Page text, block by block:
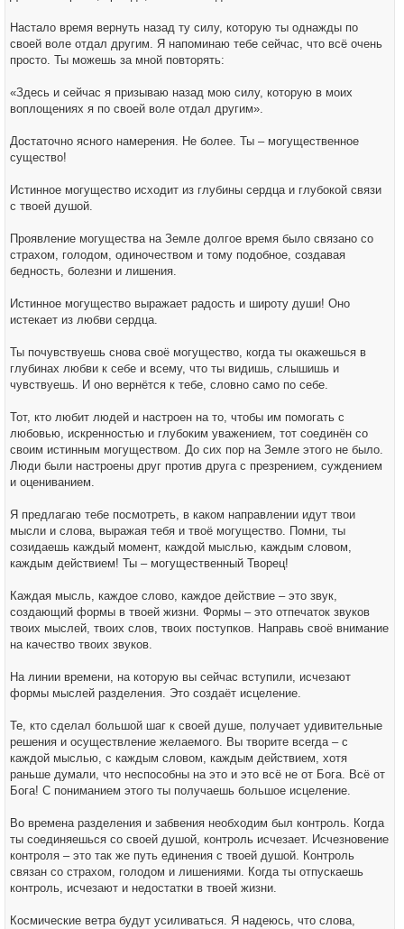
Настало время вернуть назад ту силу, которую ты однажды по
своей воле отдал другим. Я напоминаю тебе сейчас, что всё очень
просто. Ты можешь за мной повторять:
«Здесь и сейчас я призываю назад мою силу, которую в моих
воплощениях я по своей воле отдал другим».
Достаточно ясного намерения. Не более. Ты – могущественное
существо!
Истинное могущество исходит из глубины сердца и глубокой связи
с твоей душой.
Проявление могущества на Земле долгое время было связано со
страхом, голодом, одиночеством и тому подобное, создавая
бедность, болезни и лишения.
Истинное могущество выражает радость и широту души! Оно
истекает из любви сердца.
Ты почувствуешь снова своё могущество, когда ты окажешься в
глубинах любви к себе и всему, что ты видишь, слышишь и
чувствуешь. И оно вернётся к тебе, словно само по себе.
Тот, кто любит людей и настроен на то, чтобы им помогать с
любовью, искренностью и глубоким уважением, тот соединён со
своим истинным могуществом. До сих пор на Земле этого не было.
Люди были настроены друг против друга с презрением, суждением
и оцениванием.
Я предлагаю тебе посмотреть, в каком направлении идут твои
мысли и слова, выражая тебя и твоё могущество. Помни, ты
созидаешь каждый момент, каждой мыслью, каждым словом,
каждым действием! Ты – могущественный Творец!
Каждая мысль, каждое слово, каждое действие – это звук,
создающий формы в твоей жизни. Формы – это отпечаток звуков
твоих мыслей, твоих слов, твоих поступков. Направь своё внимание
на качество твоих звуков.
На линии времени, на которую вы сейчас вступили, исчезают
формы мыслей разделения. Это создаёт исцеление.
Те, кто сделал большой шаг к своей душе, получает удивительные
решения и осуществление желаемого. Вы творите всегда – с
каждой мыслью, с каждым словом, каждым действием, хотя
раньше думали, что неспособны на это и это всё не от Бога. Всё от
Бога! С пониманием этого ты получаешь большое исцеление.
Во времена разделения и забвения необходим был контроль. Когда
ты соединяешься со своей душой, контроль исчезает. Исчезновение
контроля – это так же путь единения с твоей душой. Контроль
связан со страхом, голодом и лишениями. Когда ты отпускаешь
контроль, исчезают и недостатки в твоей жизни.
Космические ветра будут усиливаться. Я надеюсь, что слова,